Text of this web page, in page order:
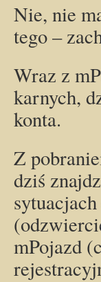
Nie, nie
tego –
Wraz z
karnych,
konta.
Z
dziś
mPojazd